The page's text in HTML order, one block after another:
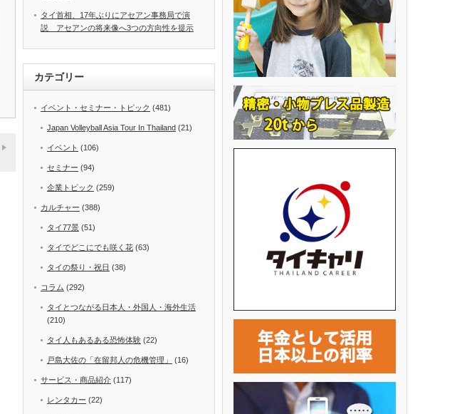
タイ首相、17年ぶりにアセアン事務局で演
説 アセアンの将来像へ3つの方向性を提示
カテゴリー
イベント・セミナー・トピック (481)
Japan Volleyball Asia Tour In Thailand (21)
イベント (106)
セミナー (94)
企業トピック (259)
カルチャー (388)
タイ77景 (51)
タイでどこにでも咲く花 (63)
タイの祭り・祝日 (38)
コラム (292)
タイとつながる日本人・外国人・海外生活
(210)
タイ人もあるある恐怖体験 (22)
戸島大佐の「在留邦人の危機管理」 (16)
サービス・商品紹介 (117)
レンタカー (22)